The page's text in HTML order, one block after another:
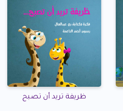
ظريفة تريد أن تصبح